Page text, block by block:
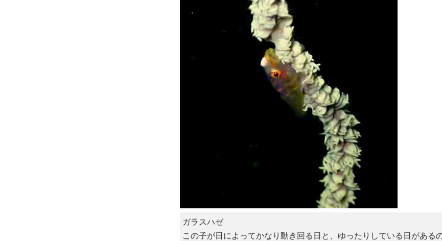
ガラスハゼ
この子が日によってかなり動き回る日と、ゆったりしている日がある